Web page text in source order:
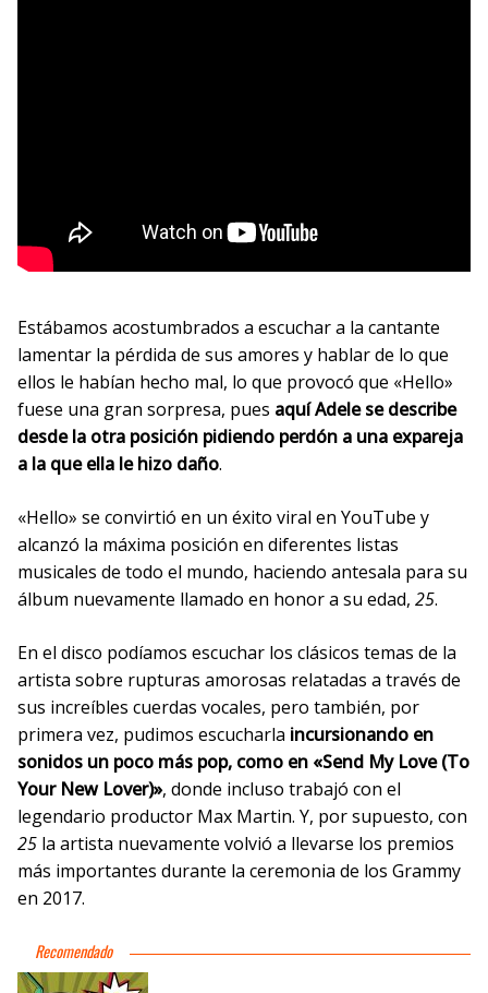
Estábamos acostumbrados a escuchar a la cantante
lamentar la pérdida de sus amores y hablar de lo que
ellos le habían hecho mal, lo que provocó que «Hello»
fuese una gran sorpresa, pues aquí Adele se describe
desde la otra posición pidiendo perdón a una expareja
a la que ella le hizo daño.
«Hello» se convirtió en un éxito viral en YouTube y
alcanzó la máxima posición en diferentes listas
musicales de todo el mundo, haciendo antesala para su
álbum nuevamente llamado en honor a su edad, 25.
En el disco podíamos escuchar los clásicos temas de la
artista sobre rupturas amorosas relatadas a través de
sus increíbles cuerdas vocales, pero también, por
primera vez, pudimos escucharla incursionando en
sonidos un poco más pop, como en «Send My Love (To
Your New Lover)», donde incluso trabajó con el
legendario productor Max Martin. Y, por supuesto, con
25 la artista nuevamente volvió a llevarse los premios
más importantes durante la ceremonia de los Grammy
en 2017.